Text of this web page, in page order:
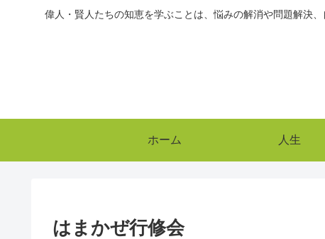
偉人・賢人たちの知恵を学ぶことは、悩みの解消や問題解決
ホーム 人生
はまかぜ行修会